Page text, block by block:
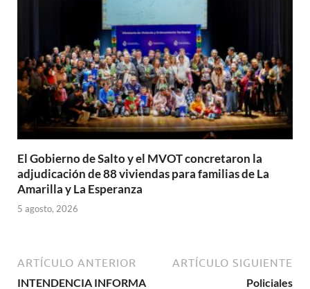
El Gobierno de Salto y el MVOT concretaron la
adjudicación de 88 viviendas para familias de La
Amarilla y La Esperanza
5 agosto, 2026
ARTÍCULO ANTERIOR
INTENDENCIA INFORMA
ARTÍCULO SIGUIENTE
Policiales